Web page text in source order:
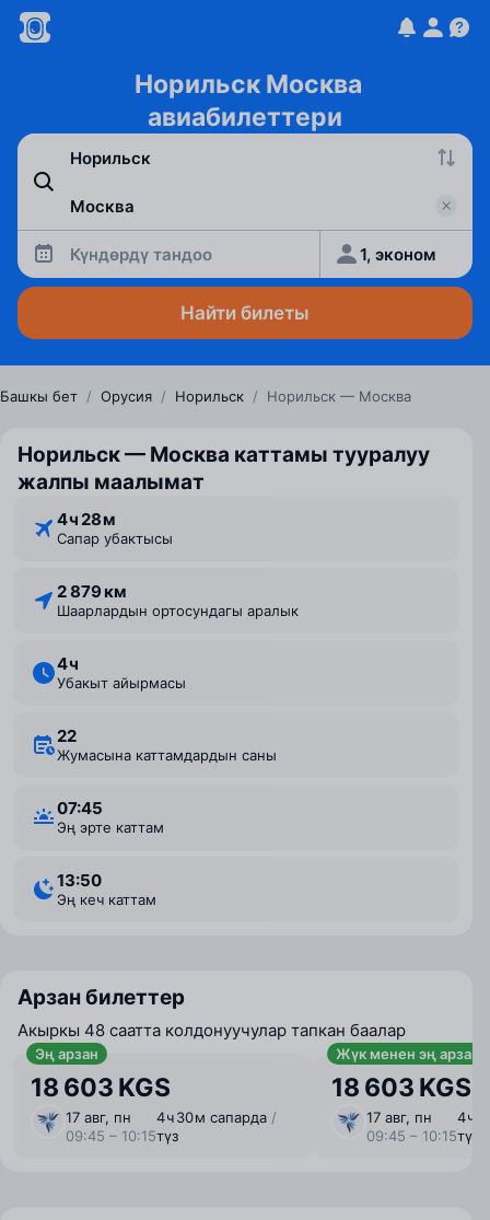
Норильск Москва
авиабилеттери
Күндөрдү тандоо 1, эконом
Найти билеты
Башкы бет / Орусия / Норильск / Норильск — Москва
Норильск — Москва каттамы тууралуу
жалпы маалымат
4 ⁠ч 28 ⁠м
Сапар убактысы
2 879 км
Шаарлардын ортосундагы аралык
4 ⁠ч
Убакыт айырмасы
22
Жумасына каттамдардын саны
07:45
Эң эрте каттам
13:50
Эң кеч каттам
Арзан билеттер
Акыркы 48 саатта колдонуучулар тапкан баалар
Эң арзан
18 603 KGS
17 авг, пн
09:45 – 10:15
4 ⁠ч 30 ⁠м сапарда /
түз
Жүк менен эң арзан
18 603 KGS
17 авг, пн
09:45 – 10:15
4 ⁠ч
түз